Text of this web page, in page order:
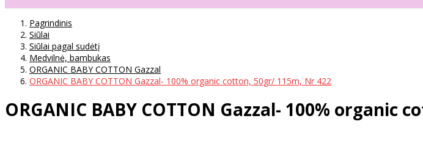
Pagrindinis
Siūlai
Siūlai pagal sudėtį
Medvilnė, bambukas
ORGANIC BABY COTTON Gazzal
ORGANIC BABY COTTON Gazzal- 100% organic cotton, 50gr/ 115m, Nr 422
ORGANIC BABY COTTON Gazzal- 100% organic